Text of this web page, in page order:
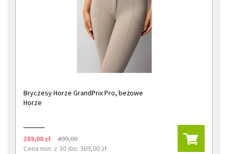
Bryczesy Horze GrandPrix Pro, beżowe
Horze
369,00 zł
499,00
Cena min. z 30 dni: 369,00 zł